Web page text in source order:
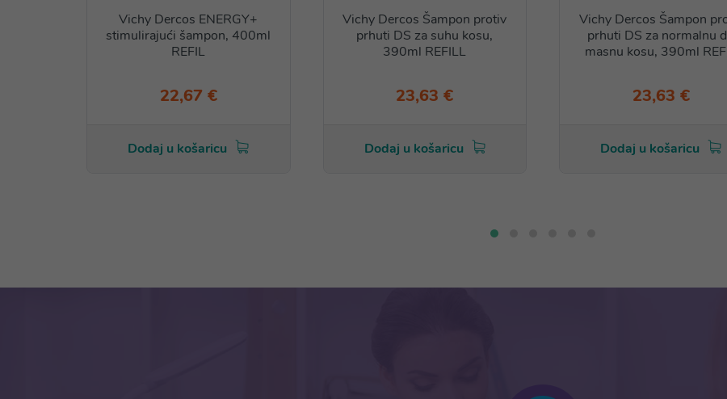
Vichy Dercos ENERGY+
stimulirajući šampon, 400ml
REFIL
22,67 €
Dodaj u košaricu
Vichy Dercos Šampon protiv
prhuti DS za suhu kosu,
390ml REFILL
23,63 €
Dodaj u košaricu
Vichy Dercos Šampon
prhuti DS za normalnu
masnu kosu, 390ml
23,63 €
Dodaj u košaricu